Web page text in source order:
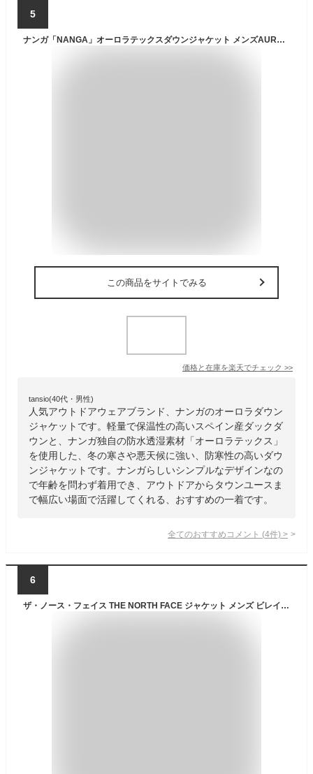
5
ナンガ「NANGA」オーロラテックスダウンジャケット メンズAURORA TEX DOWN JACKET 2025F/Wモデル 日本正規代理店商品★サイズ交換片道送料無料★アウター ダウンジャケット
この商品をサイトでみる
価格と在庫を楽天でチェック >>
tansio(40代・男性)
人気アウトドアウェアブランド、ナンガのオーロラダウン
ジャケットです。軽量で保温性の高いスペイン産ダックダ
ウンと、ナンガ独自の防水透湿素材「オーロラテックス」
を使用した、冬の寒さや悪天候に強い、防寒性の高いダウ
ンジャケットです。ナンガらしいシンプルなデザインなの
で年齢を問わず着用でき、アウトドアからタウンユースま
で幅広い場面で活躍してくれる、おすすめの一着です。
全てのおすすめコメント (4件) >
6
ザ・ノース・フェイス THE NORTH FACE ジャケット メンズ ビレイヤー パーカー ( Belayer Parka JKT 2024秋冬 撥水 静電防止 保温 暖かい あったか 防寒 ダウンジャケット ダウン Down フード JACKET JAKET アウター アウトドア ND92215 国内正規 )